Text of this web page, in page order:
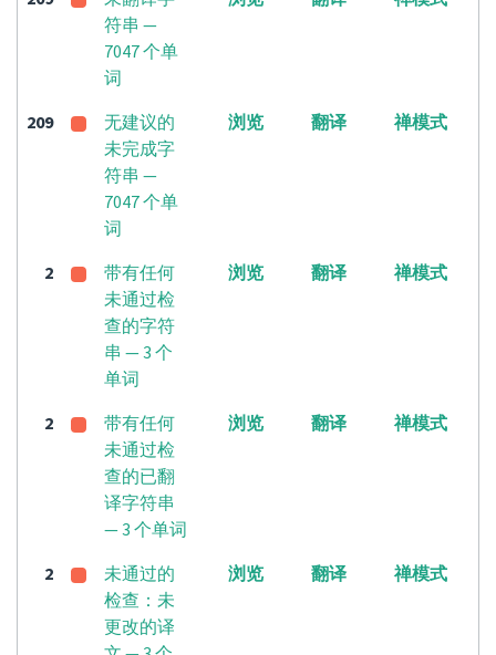
符串 —
7047 个单
词
209
无建议的
未完成字
符串 —
7047 个单
词
浏览 翻译 禅模式
2
带有任何
未通过检
查的字符
串 — 3 个
单词
浏览 翻译 禅模式
2
带有任何
未通过检
查的已翻
译字符串
— 3 个单词
浏览 翻译 禅模式
2
未通过的
检查：未
更改的译
浏览 翻译 禅模式